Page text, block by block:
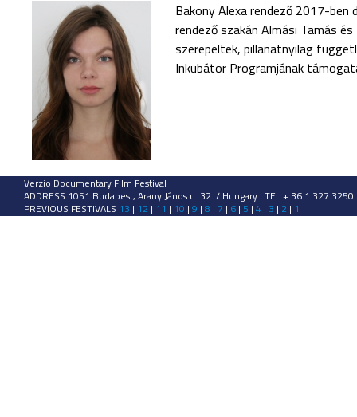
Bakony Alexa rendező 2017-
rendező szakán Almási Tamás
szerepeltek, pillanatnyilag
Inkubátor Programjának
Verzio Documentary Film Festival
ADDRESS 1051 Budapest, Arany János u. 32. / Hungary | TEL + 36 1 327
PREVIOUS FESTIVALS 13 | 12 | 11 | 10 | 9 | 8 | 7 | 6 | 5 | 4 | 3 | 2 | 1